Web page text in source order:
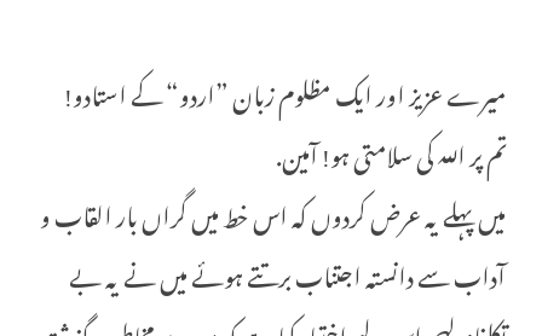
میرے عزیز اور ایک مظلوم زبان ”اردو“ کے استادو!
تم پر اللہ کی سلامتی ہو! آمین.
میں پہلے یہ عرض کردوں کہ اس خط میں گراں بار القاب و
آداب سے دانستہ اجتناب برتتے ہوئے میں نے یہ بے